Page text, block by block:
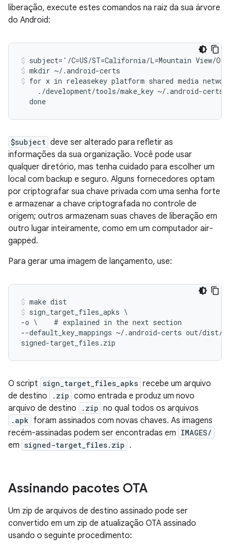
liberação, execute estes comandos na raiz da sua árvore
do Android:
subject='/C=US/ST=California/L=Mountain View/
mkdir ~/.android-certs
for x in releasekey platform shared media
./development/tools/make_key ~/.android-
  done
$subject deve ser alterado para refletir as
informações da sua organização. Você pode usar
qualquer diretório, mas tenha cuidado para escolher um
local com backup e seguro. Alguns fornecedores optam
por criptografar sua chave privada com uma senha forte
e armazenar a chave criptografada no controle de
origem; outros armazenam suas chaves de liberação em
outro lugar inteiramente, como em um computador air-
gapped.
Para gerar uma imagem de lançamento, use:
make dist
sign_target_files_apks \
-o \    # explained in the next section
--default_key_mappings ~/.android-certs out/
signed-target_files.zip
O script sign_target_files_apks recebe um arquivo
de destino
.zip como entrada e produz um novo
arquivo de destino
.zip no qual todos os arquivos
.apk foram assinados com novas chaves. As imagens
recém-assinadas podem ser encontradas em IMAGES/
em signed-target_files.zip .
Assinando pacotes OTA
Um zip de arquivos de destino assinado pode ser
convertido em um zip de atualização OTA assinado
usando o seguinte procedimento: